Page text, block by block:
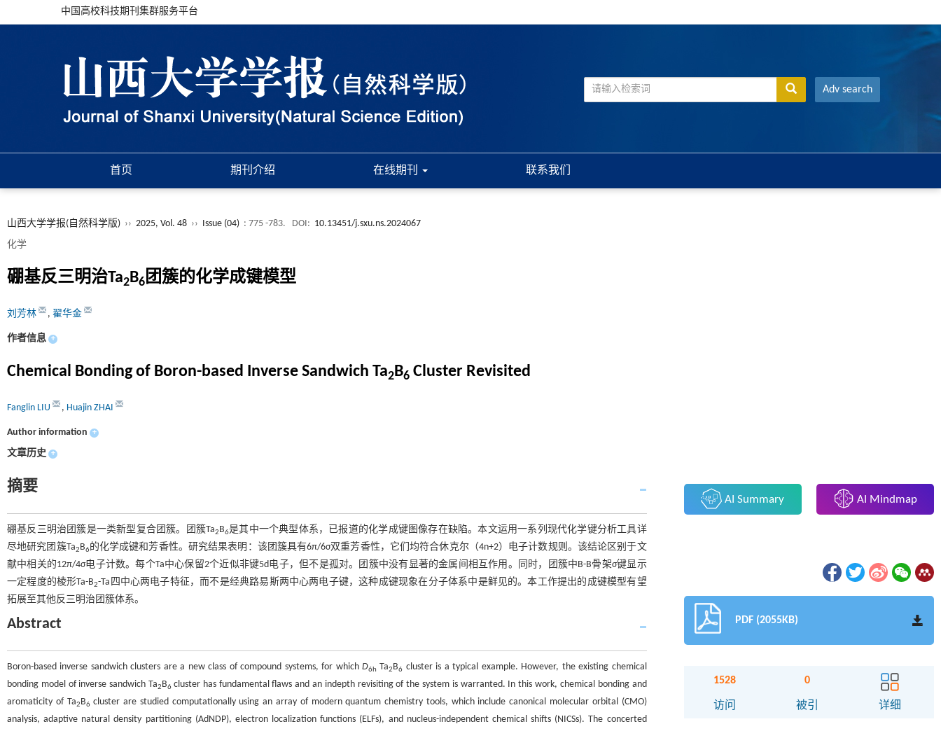
中国高校科技期刊集群服务平台
Adv search
首页 期刊介绍 在线期刊 联系我们
山西大学学报(自然科学版) ›› 2025, Vol. 48 ›› Issue (04) : 775 -783. DOI: 10.13451/j.sxu.ns.2024067
化学
硼基反三明治Ta2B6 团簇的化学成键模型
刘芳林 , 翟华金
作者信息 +
Chemical Bonding of Boron-based Inverse Sandwich Ta2B6 Cluster Revisited
Fanglin LIU , Huajin ZHAI
Author information +
文章历史 +
摘要
硼基反三明治团簇是一类新型复合团簇。团簇Ta2B6是其中一个典型体系，已报道的化学成键图像存在缺陷。本文运用一系列现代化学键分析工具详
尽地研究团簇Ta2B6的化学成键和芳香性。研究结果表明：该团簇具有6π/6σ双重芳香性，它们均符合休克尔（4n+2）电子计数规则。该结论区别于文
献中相关的12π/4σ电子计数。每个Ta中心保留2个近似非键5d电子，但不是孤对。团簇中没有显著的金属间相互作用。同时，团簇中B-B骨架σ键显示
一定程度的棱形Ta-B2-Ta四中心两电子特征，而不是经典路易斯两中心两电子键，这种成键现象在分子体系中是鲜见的。本工作提出的成键模型有望
拓展至其他反三明治团簇体系。
Abstract
Boron-based inverse sandwich clusters are a new class of compound systems, for which D6h Ta2B6 cluster is a typical example. However, the existing chemical
bonding model of inverse sandwich Ta2B6 cluster has fundamental flaws and an indepth revisiting of the system is warranted. In this work, chemical bonding and
aromaticity of Ta2B6cluster are studied computationally using an array of modern quantum chemistry tools, which include canonical molecular orbital (CMO)
analysis, adaptive natural density partitioning (AdNDP), electron localization functions (ELFs), and nucleus-independent chemical shifts (NICSs). The concerted
AI Summary AI Mindmap
PDF (2055KB)
1528
访问
0
被引 详细